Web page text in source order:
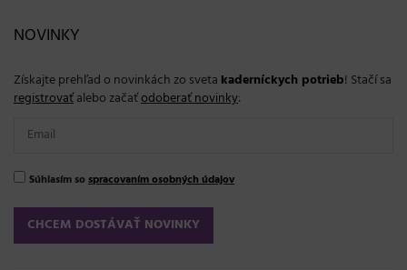
NOVINKY
Získajte prehľad o novinkách zo sveta kaderníckych potrieb! Stačí sa
registrovaťalebo začaťodoberať novinky:
Súhlasím so spracovaním osobných údajov